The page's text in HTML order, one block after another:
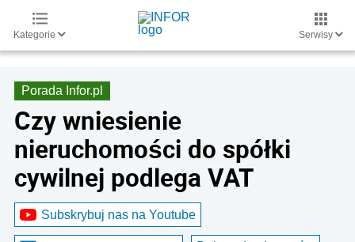
Kategorie Serwisy
Porada Infor.pl
Czy wniesienie
nieruchomości do spółki
cywilnej podlega VAT
Subskrybuj nas na Youtube